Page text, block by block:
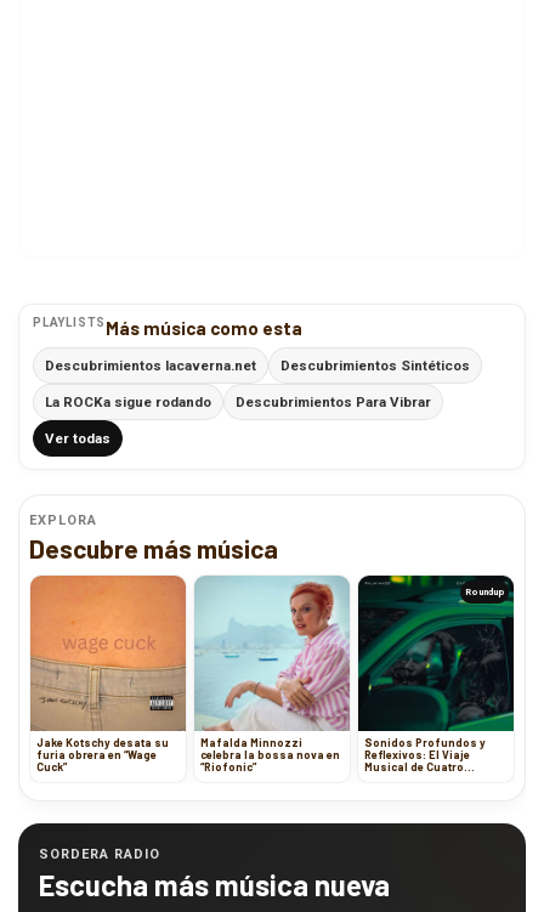
PLAYLISTS Más música como esta
Descubrimientos lacaverna.net Descubrimientos Sintéticos
La ROCKa sigue rodando Descubrimientos Para Vibrar
Ver todas
EXPLORA
Descubre más música
Jake Kotschy desata su
furia obrera en “Wage
Cuck”
Mafalda Minnozzi
celebra la bossa nova en
“Riofonic”
Roundup
Sonidos Profundos y
Reflexivos: El Viaje
Musical de Cuatro
SORDERA RADIO
Escucha más música nueva